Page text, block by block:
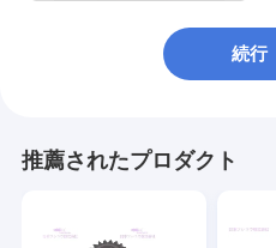
続行
推薦されたプロダクト